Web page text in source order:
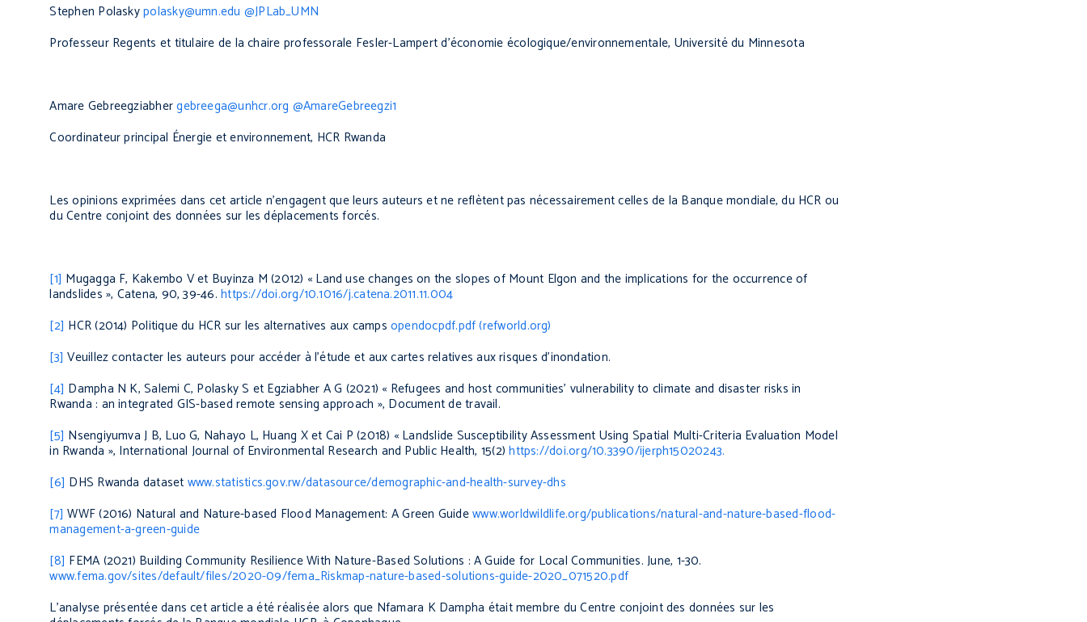
Stephen Polaskypolasky@umn.edu @JPLab_UMN
Professeur Regents et titulaire de la chaire professorale Fesler-Lampertd’économie écologique/environnementale, Université du Minnesota
Amare Gebreegziabhergebreega@unhcr.org @AmareGebreegzi1
Coordinateur principal Énergie et environnement, HCR Rwanda
Les opinions exprimées dans cet article n’engagent que leurs auteurs et ne reflètent pas nécessairement celles de la Banque mondiale, du HCR ou
du Centre conjoint des données sur les déplacements forcés.
[1] Mugagga F, Kakembo V et Buyinza M (2012) « Land use changes on the slopes of Mount Elgon and the implications for the occurrence of
landslides », Catena, 90, 39-46.https://doi.org/10.1016/j.catena.2011.11.004
[2] HCR (2014) Politique du HCR sur les alternatives aux camps opendocpdf.pdf (refworld.org)
[3] Veuillez contacter les auteurs pour accéder à l’étude et aux cartes relatives aux risques d’inondation.
[4] Dampha N K, Salemi C, Polasky S et Egziabher A G (2021) « Refugees and host communities’ vulnerability to climate and disaster risks in
Rwanda : an integrated GIS-based remote sensing approach », Document de travail.
[5] Nsengiyumva J B, Luo G, Nahayo L, Huang X et Cai P (2018) « Landslide Susceptibility Assessment Using Spatial Multi-Criteria Evaluation Model
in Rwanda », International Journal of Environmental Research and Public Health, 15(2)https://doi.org/10.3390/ijerph15020243.
[6] DHS Rwanda dataset www.statistics.gov.rw/datasource/demographic-and-health-survey-dhs
[7] WWF (2016) Natural and Nature-based Flood Management: A Green Guidewww.worldwildlife.org/publications/natural-and-nature-based-flood-
management-a-green-guide
[8] FEMA (2021) Building Community Resilience With Nature-Based Solutions : A Guide for Local Communities.June, 1-30.
www.fema.gov/sites/default/files/2020-09/fema_Riskmap-nature-based-solutions-guide-2020_071520.pdf
L’analyse présentée dans cet article a été réalisée alors que Nfamara K Dampha était membre du Centre conjoint des données sur les